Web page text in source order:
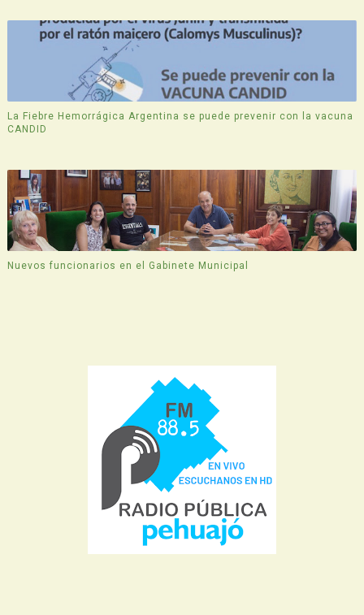
La Fiebre Hemorrágica Argentina se puede prevenir con la vacuna
CANDID
Nuevos funcionarios en el Gabinete Municipal